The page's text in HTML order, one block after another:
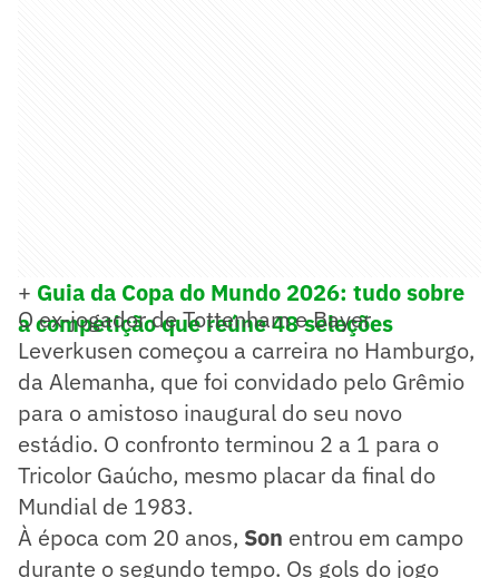
+ Guia da Copa do Mundo 2026: tudo sobre
a competição que reúne 48 seleções
O ex-jogador de Tottenham e Bayer
Leverkusen começou a carreira no Hamburgo,
da Alemanha, que foi convidado pelo Grêmio
para o amistoso inaugural do seu novo
estádio. O confronto terminou 2 a 1 para o
Tricolor Gaúcho, mesmo placar da final do
Mundial de 1983.
À época com 20 anos, Son entrou em campo
durante o segundo tempo. Os gols do jogo